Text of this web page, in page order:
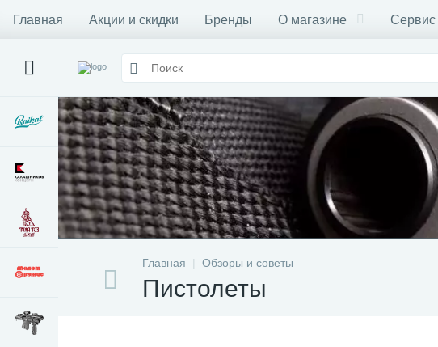
Главная Акции и скидки Бренды О магазине Сервис
Главная Обзоры и советы
Пистолеты